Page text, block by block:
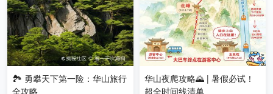
🏞 勇攀天下第一险：华山旅行
全攻略
华山夜爬攻略🌄 | 暑假必试！
超全时间线清单